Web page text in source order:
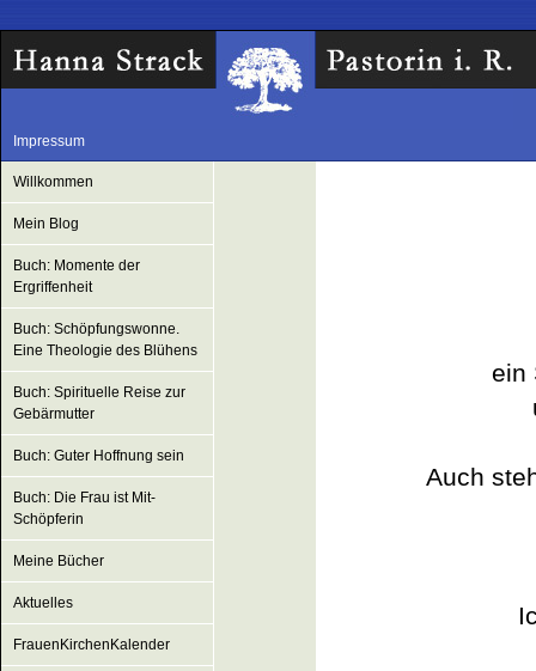
Impressum
Willkommen
Mein Blog
Buch: Momente der
Ergriffenheit
Buch: Schöpfungswonne.
Eine Theologie des Blühens
Buch: Spirituelle Reise zur
Gebärmutter
Buch: Guter Hoffnung sein
Buch: Die Frau ist Mit-
Schöpferin
Meine Bücher
Aktuelles
FrauenKirchenKalender
ein
Auch